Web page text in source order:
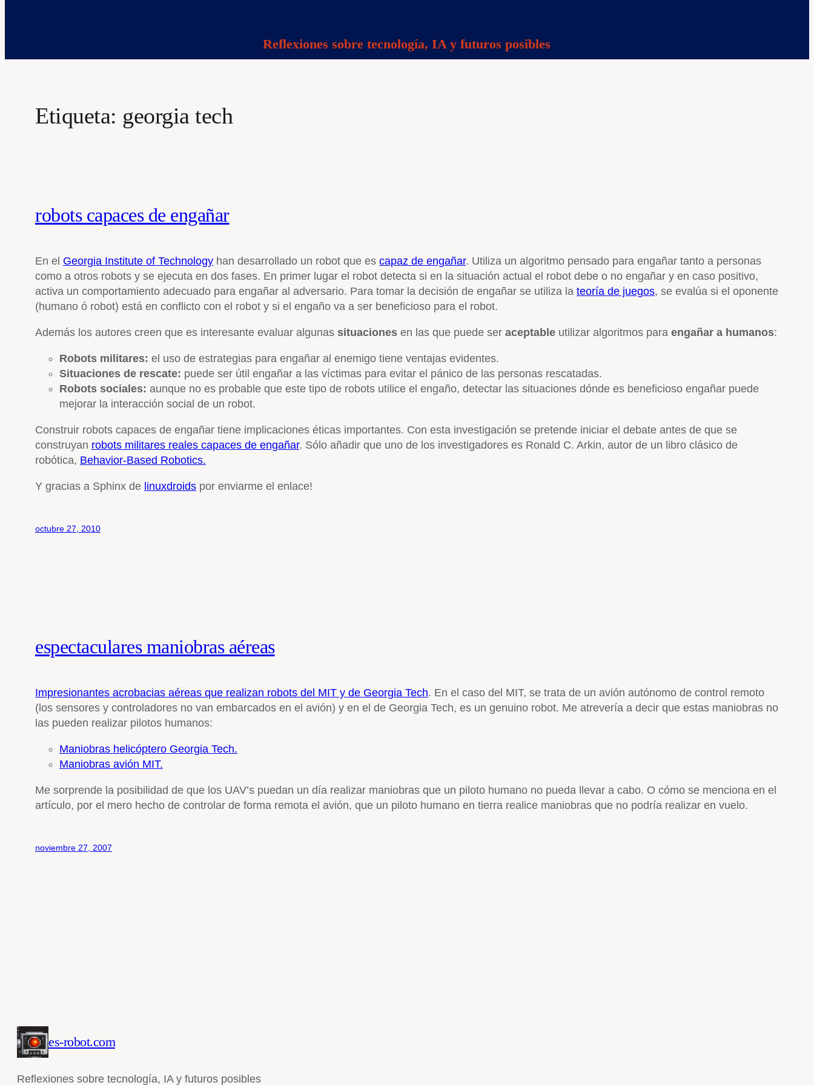
Reflexiones sobre tecnología, IA y futuros posibles
Etiqueta: georgia tech
robots capaces de engañar
En el Georgia Institute of Technology han desarrollado un robot que es capaz de engañar. Utiliza un algoritmo pensado para engañar tanto a personas
como a otros robots y se ejecuta en dos fases. En primer lugar el robot detecta si en la situación actual el robot debe o no engañar y en caso positivo,
activa un comportamiento adecuado para engañar al adversario. Para tomar la decisión de engañar se utiliza la teoría de juegos, se evalúa si el oponente
(humano ó robot) está en conflicto con el robot y si el engaño va a ser beneficioso para el robot.
Además los autores creen que es interesante evaluar algunas situaciones en las que puede ser aceptable utilizar algoritmos para engañar a humanos:
Robots militares: el uso de estrategias para engañar al enemigo tiene ventajas evidentes.
Situaciones de rescate: puede ser útil engañar a las víctimas para evitar el pánico de las personas rescatadas.
Robots sociales: aunque no es probable que este tipo de robots utilice el engaño, detectar las situaciones dónde es beneficioso engañar puede
mejorar la interacción social de un robot.
Construir robots capaces de engañar tiene implicaciones éticas importantes. Con esta investigación se pretende iniciar el debate antes de que se
construyan robots militares reales capaces de engañar. Sólo añadir que uno de los investigadores es Ronald C. Arkin, autor de un libro clásico de
robótica, Behavior-Based Robotics.
Y gracias a Sphinx de linuxdroids por enviarme el enlace!
octubre 27, 2010
espectaculares maniobras aéreas
Impresionantes acrobacias aéreas que realizan robots del MIT y de Georgia Tech. En el caso del MIT, se trata de un avión autónomo de control remoto
(los sensores y controladores no van embarcados en el avión) y en el de Georgia Tech, es un genuino robot. Me atrevería a decir que estas maniobras no
las pueden realizar pilotos humanos:
Maniobras helicóptero Georgia Tech.
Maniobras avión MIT.
Me sorprende la posibilidad de que los UAV’s puedan un día realizar maniobras que un piloto humano no pueda llevar a cabo. O cómo se menciona en el
artículo, por el mero hecho de controlar de forma remota el avión, que un piloto humano en tierra realice maniobras que no podría realizar en vuelo.
noviembre 27, 2007
es-robot.com
Reflexiones sobre tecnología, IA y futuros posibles